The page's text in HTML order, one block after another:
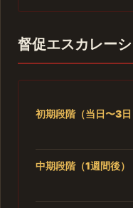
督促エスカレー
初期段階（当日〜3日
中期段階（1週間後）